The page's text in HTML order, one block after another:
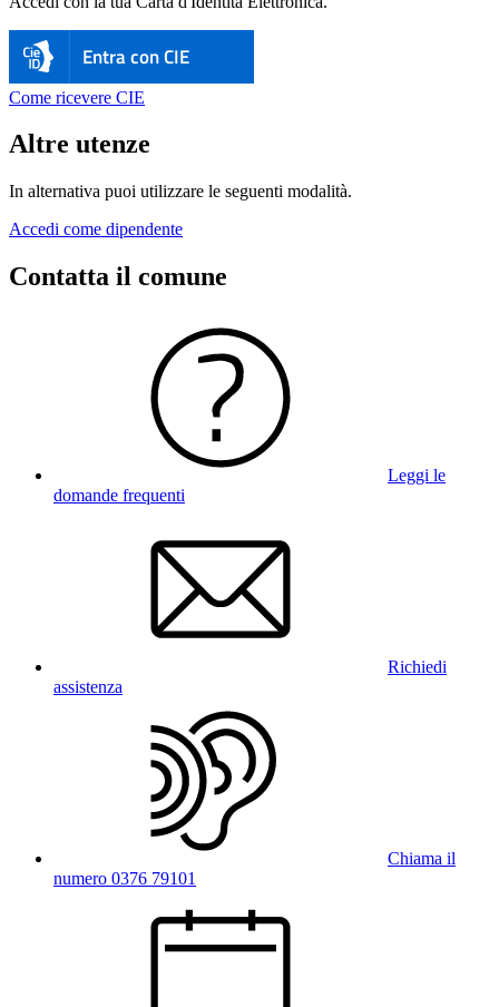
Entra con CIE
Come ricevere CIE
Altre utenze
In alternativa puoi utilizzare le seguenti modalità.
Accedi come dipendente
Contatta il comune
Leggi le
domande frequenti
Richiedi
assistenza
Chiama il
numero 0376 79101